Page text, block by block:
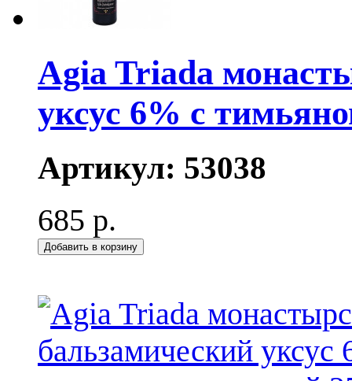
Agia Triada
уксус 6% с
Артикул: 53038
685 р.
Добавить в корзину